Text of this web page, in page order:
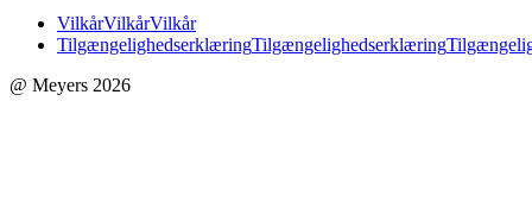
VilkårVilkårVilkår
TilgængelighedserklæringTilgængelighedserklæring
@ Meyers 2026